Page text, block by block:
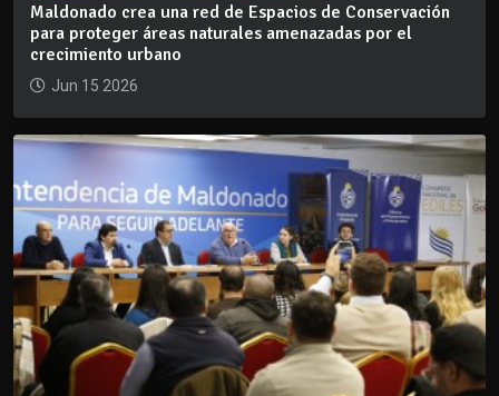
Maldonado crea una red de Espacios de Conservación
para proteger áreas naturales amenazadas por el
crecimiento urbano
Jun 15 2026